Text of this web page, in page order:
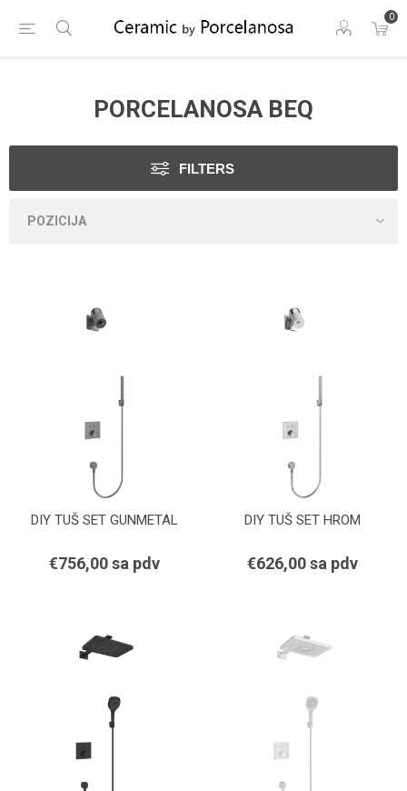
0
PORCELANOSA BEQ
FILTERS
DIY TUŠ SET GUNMETAL
€756,00 sa pdv
DIY TUŠ SET HROM
€626,00 sa pdv